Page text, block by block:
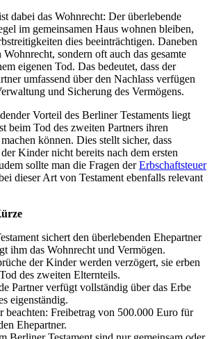
dabei das Wohnrecht: Der überlebende
im gemeinsamen Haus wohnen bleiben,
dies beeinträchtigen. Daneben
sondern oft auch das gesamte
eigenen Tod. Das bedeutet, dass der
umfassend über den Nachlass verfügen
und Sicherung des Vermögens.
Vorteil des Berliner Testaments liegt
beim Tod des zweiten Partners ihren
können. Dies stellt sicher, dass
der Kinder nicht bereits nach dem ersten
sollte man die Fragen derErbschaftsteuer
dieser Art von Testament ebenfalls relevant
sichert den überlebenden Ehepartner
ihm das Wohnrecht und Vermögen.
der Kinder werden verzögert, sie erben
des zweiten Elternteils.
Partner verfügt vollständig über das Erbe
eigenständig.
beachten: Freibetrag von 500.000 Euro für
Ehepartner.